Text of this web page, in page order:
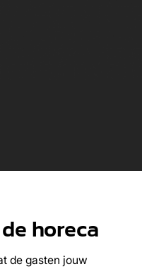
horeca
de gasten jouw